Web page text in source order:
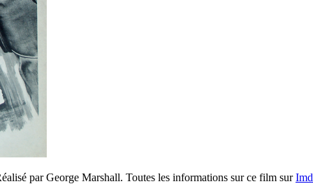
par George Marshall. Toutes les informations sur ce film sur